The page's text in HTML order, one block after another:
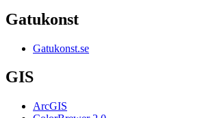
Gatukonst
Gatukonst.se
GIS
ArcGIS